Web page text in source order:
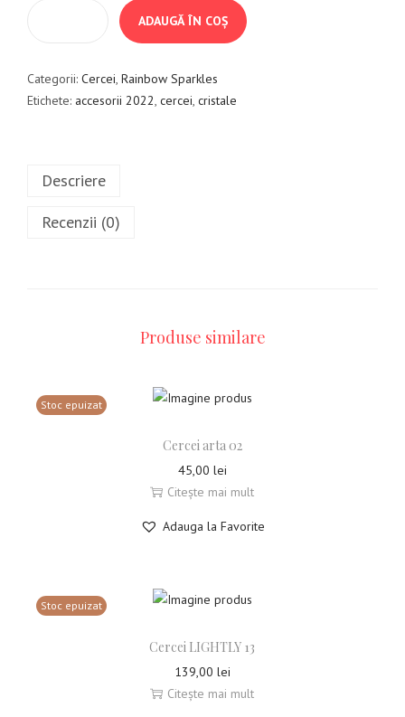
ADAUGĂ ÎN COȘ
Categorii: Cercei Rainbow Sparkles
Etichete: accesorii 2022 cercei cristale
Descriere
Recenzii (0)
Produse similare
Stoc epuizat
Cercei arta 02
45,00 lei
Citește mai mult
Adauga la Favorite
Stoc epuizat
Cercei LIGHTLY 13
139,00 lei
Citește mai mult